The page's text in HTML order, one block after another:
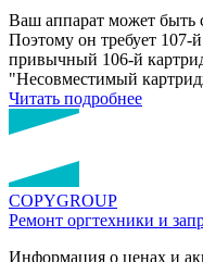
Ваш аппарат может быть
Поэтому он требует 107-
привычный 106-й
"Несовместимый
Читать подробнее
COPYGROUP
Ремонт оргтехники и
Информация о ценах и